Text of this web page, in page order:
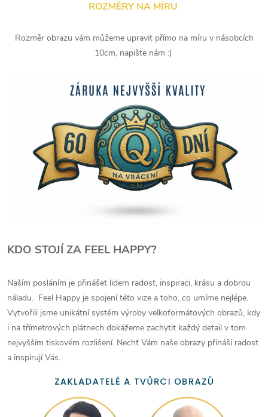
ROZMĚRY NA MÍRU
Rozměr obrazu vám můžeme upravit přímo na míru v násobcích
10cm, napište nám :)
KDO STOJÍ ZA FEEL HAPPY?
Naším posláním je přinášet lidem radost, inspiraci, krásu a dobrou
náladu. Feel Happy je spojení této vize a toho, co umíme nejlépe.
Vytvořili jsme unikátní systém výroby velkoformátových obrazů, kdy
i na třímetrových plátnech dokážeme zachytit každý detail v tom
nejvyšším tiskovém rozlišení. Nechť Vám naše obrazy přináší radost
a inspirují Vás.